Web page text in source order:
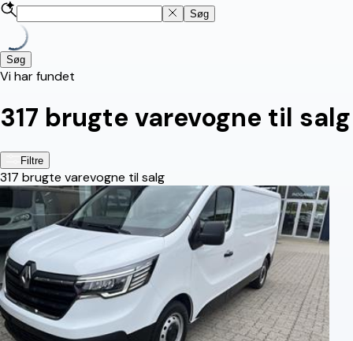
Søg
Søg
Vi har fundet
317 brugte varevogne til salg
Filtre
317 brugte varevogne til salg